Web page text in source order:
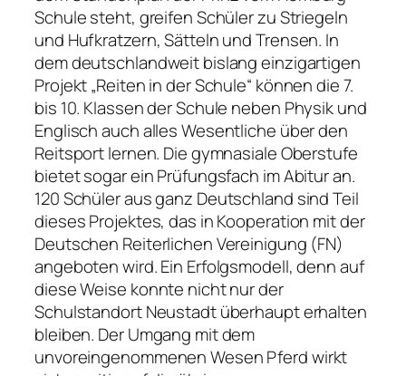
Schule steht, greifen Schüler zu Striegeln
und Hufkratzern, Sätteln und Trensen. In
dem deutschlandweit bislang einzigartigen
Projekt „Reiten in der Schule“ können die 7.
bis 10. Klassen der Schule neben Physik und
Englisch auch alles Wesentliche über den
Reitsport lernen. Die gymnasiale Oberstufe
bietet sogar ein Prüfungsfach im Abitur an.
120 Schüler aus ganz Deutschland sind Teil
dieses Projektes, das in Kooperation mit der
Deutschen Reiterlichen Vereinigung (FN)
angeboten wird. Ein Erfolgsmodell, denn auf
diese Weise konnte nicht nur der
Schulstandort Neustadt überhaupt erhalten
bleiben. Der Umgang mit dem
unvoreingenommenen Wesen Pferd wirkt